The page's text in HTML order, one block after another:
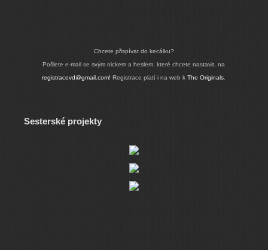
Chcete přispívat do kecálku?
Pošlete e-mail se svým nickem a heslem, které chcete nastavit, na
registracevd@gmail.com! Registrace platí i na web kThe Originals
Sesterské projekty